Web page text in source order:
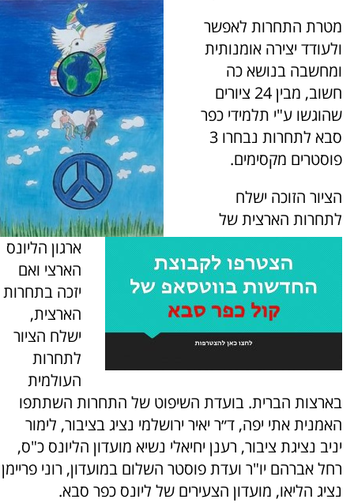
מטרת התחרות לאפשר
ולעודד יצירה אומנותית
ומחשבה בנושא כה
חשוב, מבין 24 ציורים
שהוגשו ע"י תלמידי כפר
סבא לתחרות נבחרו 3
פוסטרים מקסימים.
הציור הזוכה ישלח
לתחרות הארצית של
ארגון הליונס
הארצי ואם
יזכה בתחרות
הארצית,
ישלח הציור
לתחרות
העולמית
בארצות הברית. בועדת השיפוט של התחרות השתתפו
האמנית אתי יפה, ד״ר יאיר ירושלמי נציג בציבור, לימור
יניב נציגת ציבור, רענן יחיאלי נשיא מועדון הליונס כ"ס,
רחל אברהם יו"ר ועדת פוסטר השלום במועדון, רוני פריימן
נציג הליאו, מועדון הצעירים של ליונס כפר סבא.